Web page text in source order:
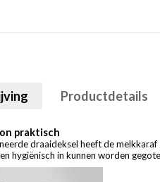
Productdetails
praktisch
draaideksel heeft de
hygiënisch in kunnen worden